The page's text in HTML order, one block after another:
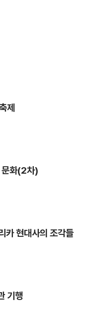
제
문화(2차)
카 현대사의 조각들
기행